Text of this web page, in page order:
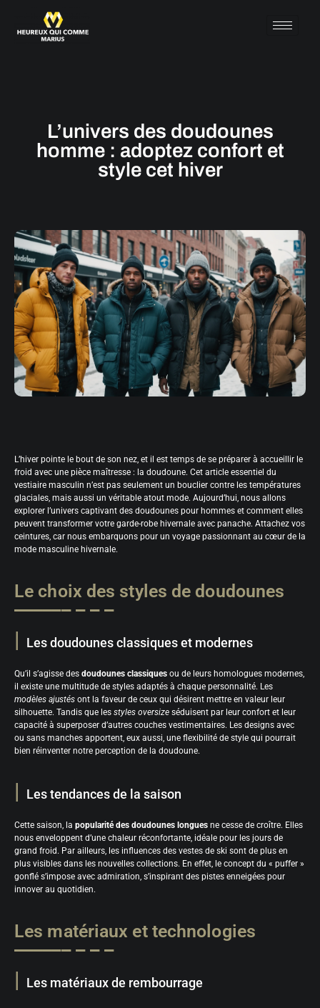
L’univers des doudounes
homme : adoptez confort et
style cet hiver
L’hiver pointe le bout de son nez, et il est temps de se préparer à accueillir le
froid avec une pièce maîtresse : la doudoune. Cet article essentiel du
vestiaire masculin n’est pas seulement un bouclier contre les températures
glaciales, mais aussi un véritable atout mode. Aujourd’hui, nous allons
explorer l’univers captivant des doudounes pour hommes et comment elles
peuvent transformer votre garde-robe hivernale avec panache. Attachez vos
ceintures, car nous embarquons pour un voyage passionnant au cœur de la
mode masculine hivernale.
Le choix des styles de doudounes
Les doudounes classiques et modernes
Qu’il s’agisse des doudounes classiques ou de leurs homologues modernes,
il existe une multitude de styles adaptés à chaque personnalité. Les
modèles ajustés ont la faveur de ceux qui désirent mettre en valeur leur
silhouette. Tandis que les styles oversize séduisent par leur confort et leur
capacité à superposer d’autres couches vestimentaires. Les designs avec
ou sans manches apportent, eux aussi, une flexibilité de style qui pourrait
bien réinventer notre perception de la doudoune.
Les tendances de la saison
Cette saison, la popularité des doudounes longues ne cesse de croître. Elles
nous enveloppent d’une chaleur réconfortante, idéale pour les jours de
grand froid. Par ailleurs, les influences des vestes de ski sont de plus en
plus visibles dans les nouvelles collections. En effet, le concept du « puffer »
gonflé s’impose avec admiration, s’inspirant des pistes enneigées pour
innover au quotidien.
Les matériaux et technologies
Les matériaux de rembourrage